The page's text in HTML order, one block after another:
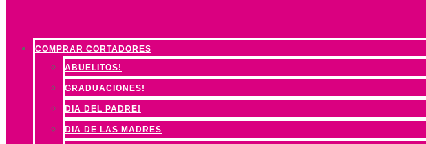
COMPRAR CORTADORES
ABUELITOS!
GRADUACIONES!
DIA DEL PADRE!
DIA DE LAS MADRES